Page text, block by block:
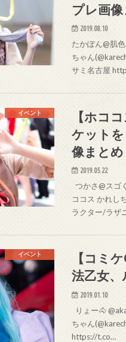
プレ画
2019.08.10
たかぽん@肌
ちゃん
サミ名古屋
イベント
【ホコ
ケット
像まとめ
2019.05.22
つかさ@スゴ
ココス かれし
ラクター/ラザ
イベント
【コミ
法乙女
2019.01.10
りょー🐴
ちゃん
https://t.co…